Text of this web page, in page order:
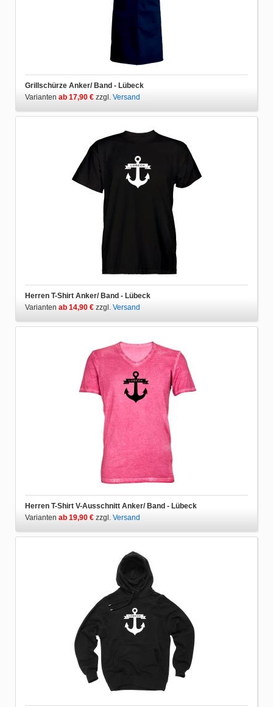
Grillschürze Anker/ Band - Lübeck
Varianten ab 17,90 € zzgl. Versand
Herren T-Shirt Anker/ Band - Lübeck
Varianten ab 14,90 € zzgl. Versand
Herren T-Shirt V-Ausschnitt Anker/ Band - Lübeck
Varianten ab 19,90 € zzgl. Versand